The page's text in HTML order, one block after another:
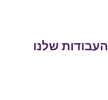
העבודות שלנו